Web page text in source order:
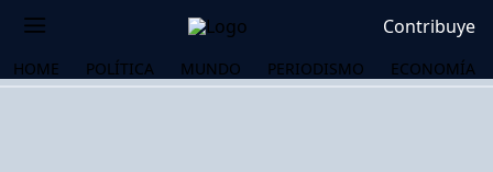
Contribuye
HOME POLÍTICA MUNDO PERIODISMO ECONOMÍA